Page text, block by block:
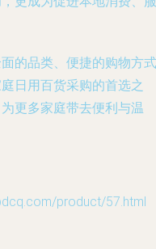
的品类、便捷的购物方式
日用百货采购的首选之
更多家庭带去便利与温
product/57.html